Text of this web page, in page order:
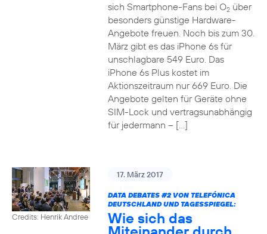
sich Smartphone-Fans bei O2über
besonders günstige Hardware-
Angebote freuen. Noch bis zum 30.
März gibt es das iPhone 6s für
unschlagbare 549 Euro. Das
iPhone 6s Plus kostet im
Aktionszeitraum nur 669 Euro. Die
Angebote gelten für Geräte ohne
SIM-Lock und vertragsunabhängig
für jedermann – […]
Credits: Henrik Andree
17. März 2017
DATA DEBATES #2VON TELEFÓNICA
DEUTSCHLAND UND TAGESSPIEGEL:
Wie sich das